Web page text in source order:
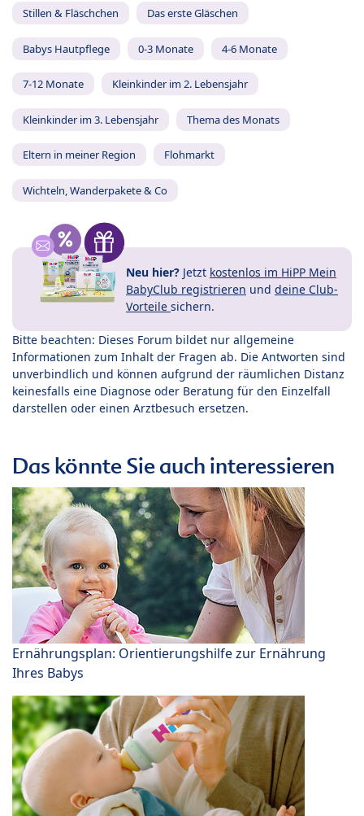
Stillen & Fläschchen Das erste Gläschen
Babys Hautpflege 0-3 Monate 4-6 Monate
7-12 Monate Kleinkinder im 2. Lebensjahr
Kleinkinder im 3. Lebensjahr Thema des Monats
Eltern in meiner Region Flohmarkt
Wichteln, Wanderpakete & Co
Neu hier? Jetzt kostenlos im HiPP Mein
BabyClub registrieren und deine Club-
Vorteile sichern.
Bitte beachten: Dieses Forum bildet nur allgemeine
Informationen zum Inhalt der Fragen ab. Die Antworten sind
unverbindlich und können aufgrund der räumlichen Distanz
keinesfalls eine Diagnose oder Beratung für den Einzelfall
darstellen oder einen Arztbesuch ersetzen.
Das könnte Sie auch interessieren
Ernährungsplan: Orientierungshilfe zur Ernährung
Ihres Babys